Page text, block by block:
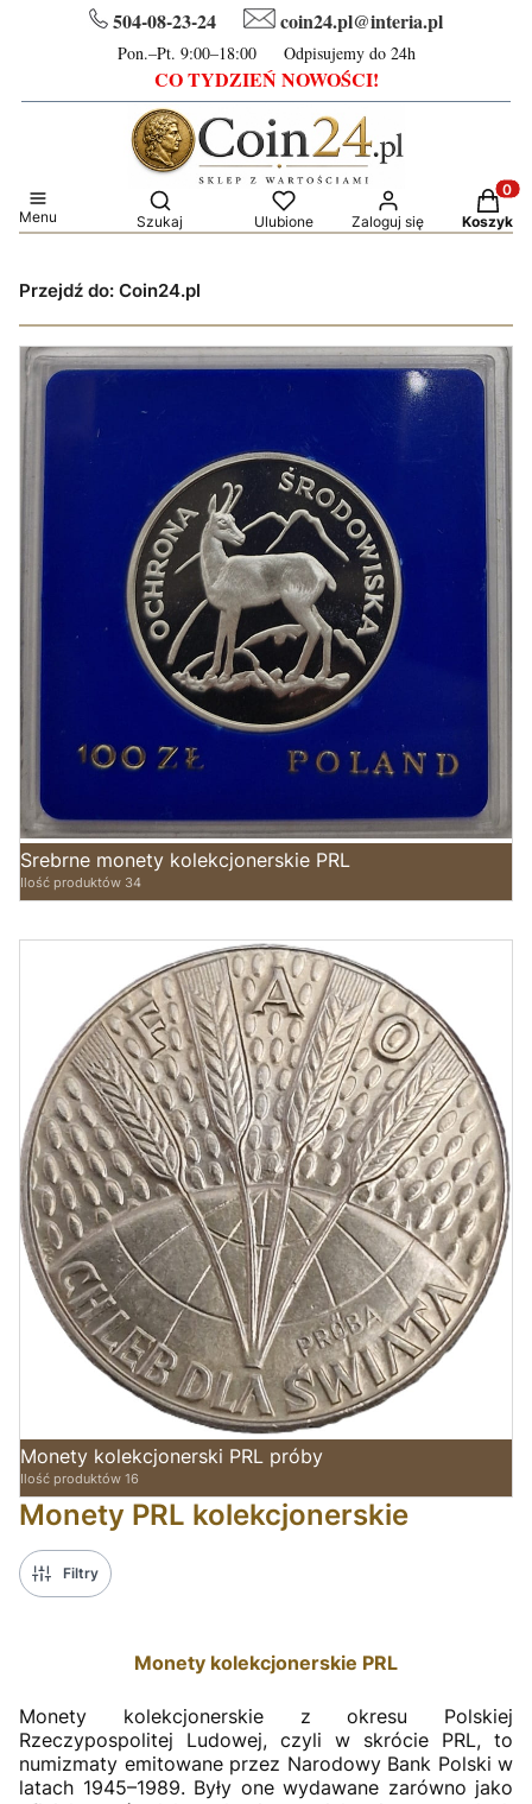
504-08-23-24 coin24.pl@interia.pl
Pon.–Pt. 9:00–18:00 Odpisujemy do 24h
CO TYDZIEŃ NOWOŚCI!
Menu
Otwórz wyszukiwarkę
Szukaj Ulubione Zaloguj się Koszyk
Przejdź do: Coin24.pl
Srebrne monety kolekcjonerskie PRL
Ilość produktów 34
Monety kolekcjonerski PRL próby
Ilość produktów 16
Monety PRL kolekcjonerskie
Filtry
Monety kolekcjonerskie PRL
Monety kolekcjonerskie z okresu Polskiej
Rzeczypospolitej Ludowej, czyli w skrócie PRL, to
numizmaty emitowane przez Narodowy Bank Polski w
latach 1945–1989. Były one wydawane zarówno jako